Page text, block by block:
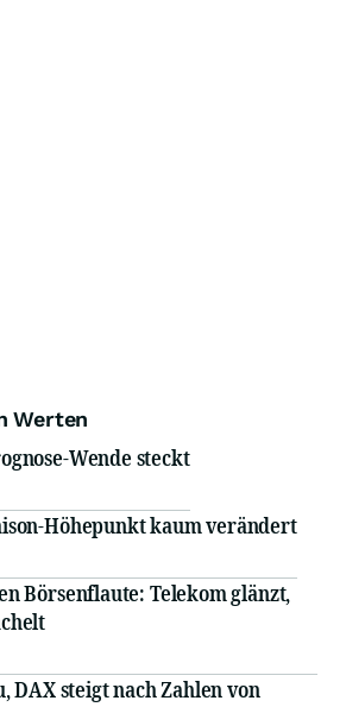
Werten
Wende steckt
Höhepunkt kaum verändert
Börsenflaute: Telekom glänzt,
DAX steigt nach Zahlen von